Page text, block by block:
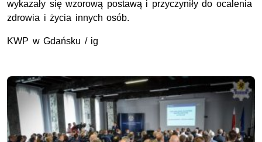
wykazały się wzorową postawą i przyczyniły do ocalenia
zdrowia i życia innych osób.
KWP w Gdańsku / ig